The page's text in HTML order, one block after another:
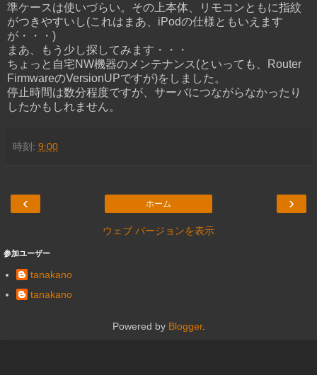
準ケースは使いづらい。その上本体、リモコンともに指紋
がつきやすいし(これはまあ、iPodの仕様ともいえます
が・・・)
まあ、もう少し探してみます・・・
ちょっと自宅NW機器のメンテナンス(といっても、Router
FirmwareのVersionUPですが)をしました。
停止時間は数分程度ですが、サーバにつながらなかったり
したかもしれません。
時刻: 9:00
‹ ›
ホーム
ウェブ バージョンを表示
参加ユーザー
tanakano
tanakano
Powered by Blogger.